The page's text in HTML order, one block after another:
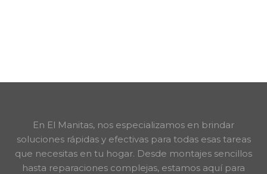
En El Manitas, nos especializamos en brindar
soluciones rápidas y efectivas para todas esas tareas
que necesitas en tu hogar. Desde montajes sencillos
hasta reparaciones complejas, estamos aquí para